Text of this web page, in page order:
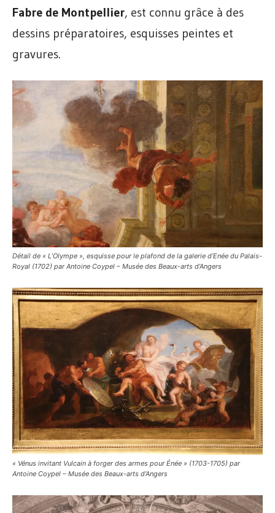
Fabre de Montpellier, est connu grâce à des
dessins préparatoires, esquisses peintes et
gravures.
Détail de « L’Olympe », esquisse pour le plafond de la galerie d’Enée du Palais-
Royal (1702) par Antoine Coypel – Musée des Beaux-arts d’Angers
« Vénus invitant Vulcain à forger des armes pour Énée » (1703-1705) par
Antoine Coypel – Musée des Beaux-arts d’Angers